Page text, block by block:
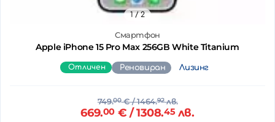
Смартфон
Apple iPhone 15 Pro Max 256GB White Titanium
1/ 2
Отличен Реновиран Лизинг
749.00€/ 1464.92лв.
669.00€ / 1308.45лв.